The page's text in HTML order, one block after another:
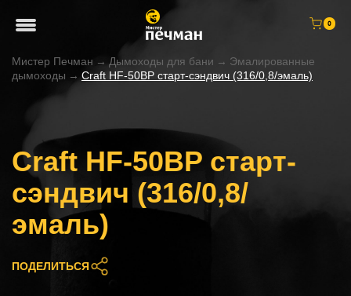
0
Мистер Печман → Дымоходы для бани → Эмалированные
дымоходы → Craft HF-50BP старт-сэндвич (316/0,8/эмаль)
Craft HF-50BP старт-
сэндвич (316/0,8/
эмаль)
ПОДЕЛИТЬСЯ